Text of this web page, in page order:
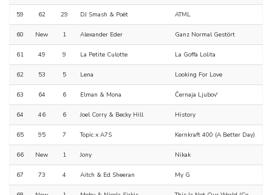
59 62 29 DJ Smash & Poët ATML
60 New 1 Alexander Eder Ganz Normal Gestört
61 49 9 La Petite Culotte La Goffa Lolita
62 53 5 Lena Looking For Love
63 64 6 Elman & Mona Černaja Ljubov'
64 46 6 Joel Corry & Becky Hill History
65 95 7 Topic x A7S Kernkraft 400 (A Better Day)
66 New 1 Jony Nikak
67 73 4 Aitch & Ed Sheeran My G